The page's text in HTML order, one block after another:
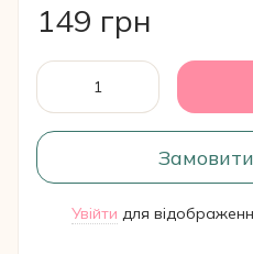
149 грн
Увійти для